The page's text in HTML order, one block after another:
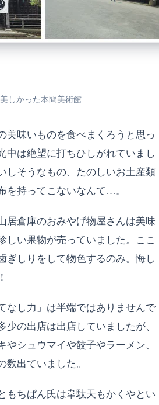
しかった本間美術館
美味いものを食べまくろうと思っ
中は絶望に打ちひしがれていまし
しそうなもの、たのしいお土産類
を持ってこないなんて…。
居倉庫のおみやげ物屋さんは美味
しい果物が売っていました。ここ
ぎしりをして物色するのみ。悔し
なし力」は半端ではありませんで
少の出店は出店していましたが、
やシュウマイや餃子やラーメン、
数出ていました。
もちぱん氏は韋駄天もかくやとい